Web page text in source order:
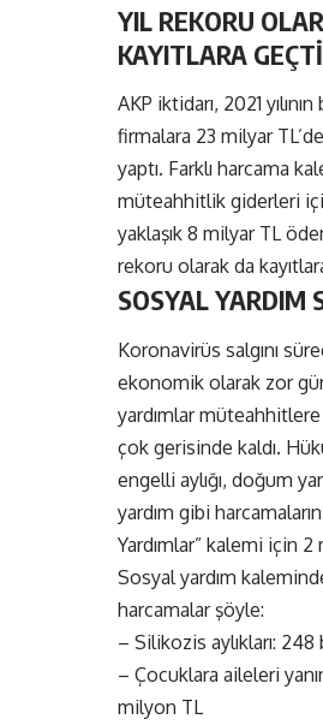
YIL REKORU
KAYITLARA GEÇTİ
AKP iktidarı, 2021
firmalara 23 milyar
yaptı. Farklı harcama
müteahhitlik giderleri
yaklaşık 8 milyar TL
rekoru olarak da
SOSYAL YARDIM
Koronavirüs salgını
ekonomik olarak zor
yardımlar
çok gerisinde kaldı.
engelli aylığı, doğum
yardım gibi
Yardımlar” kalemi için 2
Sosyal yardım
harcamalar şöyle:
– Silikozis aylıkları: 248
– Çocuklara aileleri
milyon TL